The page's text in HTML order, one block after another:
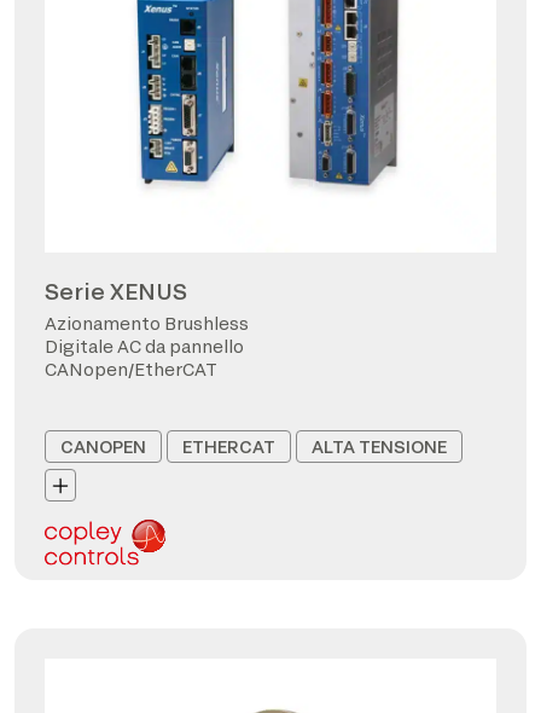
Serie XENUS
Azionamento Brushless
Digitale AC da pannello
CANopen/EtherCAT
CANOPEN ETHERCAT ALTA TENSIONE